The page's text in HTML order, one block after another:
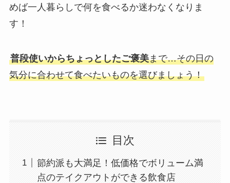
めば一人暮らしで何を食べるか迷わなくなりま
す！
普段使いからちょっとしたご褒美まで…その日の
気分に合わせて食べたいものを選びましょう！
目次
節約派も大満足！低価格でボリューム満
点のテイクアウトができる飲食店